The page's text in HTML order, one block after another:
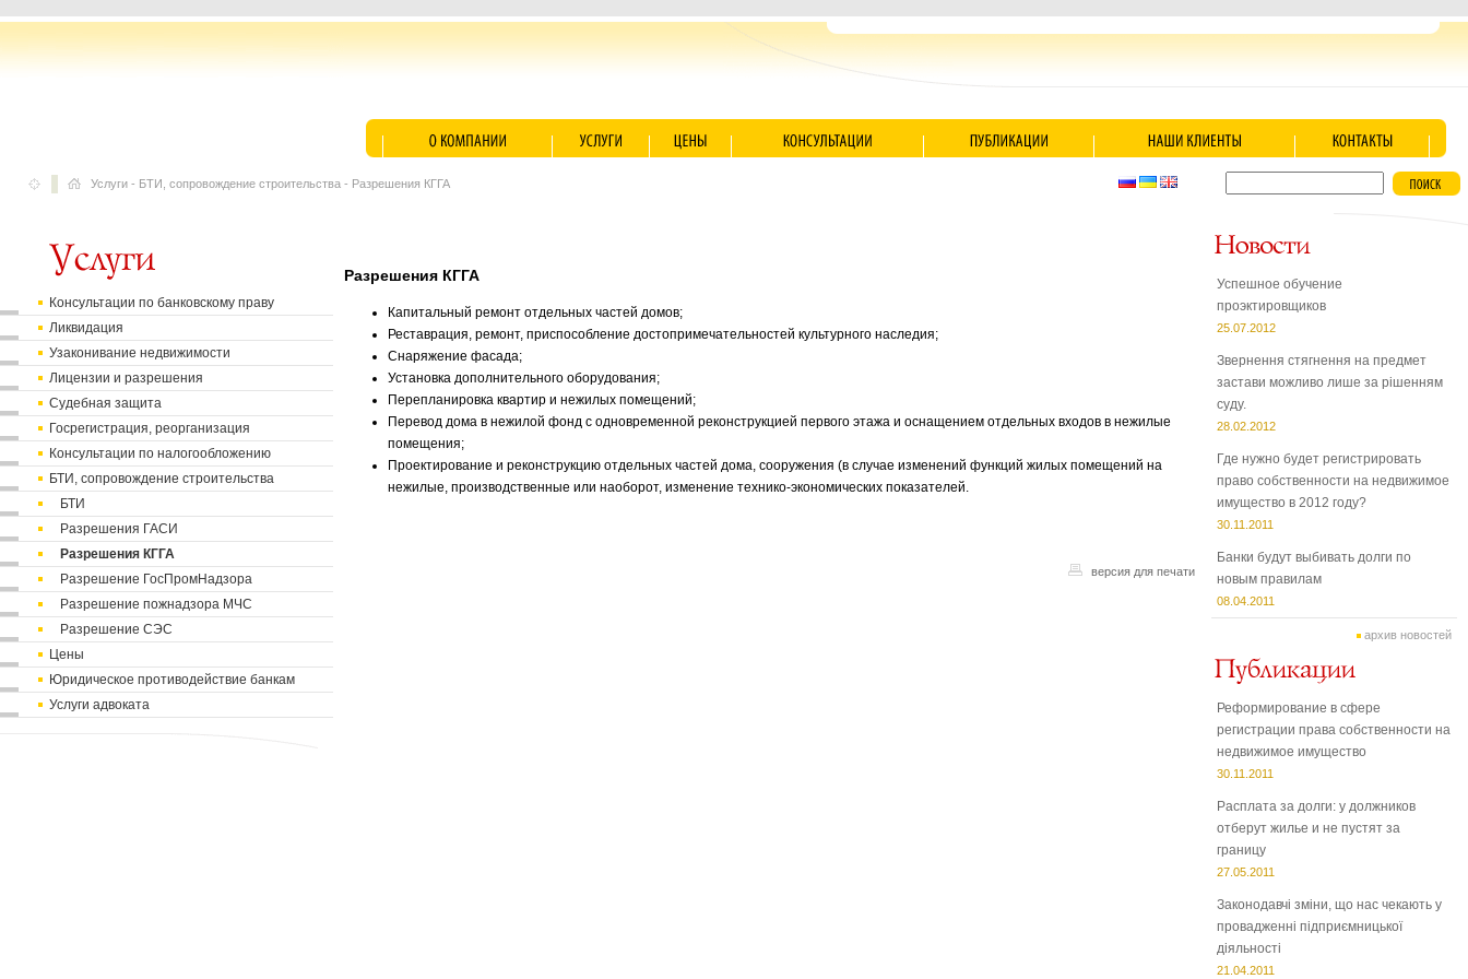
Услуги - БТИ, сопровождение строительства - Разрешения КГГА
Консультации по банковскому праву
Ликвидация
Узаконивание недвижимости
Лицензии и разрешения
Судебная защита
Госрегистрация, реорганизация
Консультации по налогообложению
БТИ, сопровождение строительства
БТИ
Разрешения ГАСИ
Разрешения КГГА
Разрешение ГосПромНадзора
Разрешение пожнадзора МЧС
Разрешение СЭС
Цены
Юридическое противодействие банкам
Услуги адвоката
Разрешения КГГА
Капитальный ремонт отдельных частей домов;
Реставрация, ремонт, приспособление достопримечательностей культурного наследия;
Снаряжение фасада;
Установка дополнительного оборудования;
Перепланировка квартир и нежилых помещений;
Перевод дома в нежилой фонд с одновременной реконструкцией первого этажа и оснащением отдельных входов в нежилые
помещения;
Проектирование и реконструкцию отдельных частей дома, сооружения (в случае изменений функций жилых помещений на
нежилые, производственные или наоборот, изменение технико-экономических показателей.
версия для печати
Успешное обучение
проэктировщиков
25.07.2012
Звернення стягнення на предмет
застави можливо лише за рішенням
суду.
28.02.2012
Где нужно будет регистрировать
право собственности на недвижимое
имущество в 2012 году?
30.11.2011
Банки будут выбивать долги по
новым правилам
08.04.2011
архив новостей
Реформирование в сфере
регистрации права собственности на
недвижимое имущество
30.11.2011
Расплата за долги: у должников
отберут жилье и не пустят за
границу
27.05.2011
Законодавчі зміни, що нас чекають у
провадженні підприємницької
діяльності
21.04.2011